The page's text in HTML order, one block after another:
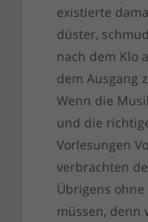
existierte
düster,
nach dem Klo
dem Ausgang
Wenn die
und die
Vorlesungen
verbrachten
Übrigens
müssen, denn